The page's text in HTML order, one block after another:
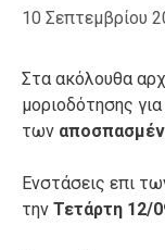
10 Σεπτεμβρίου
Στα ακόλουθα
μοριοδότησης για
των
Ενστάσεις επι
την Τετάρτη 12/